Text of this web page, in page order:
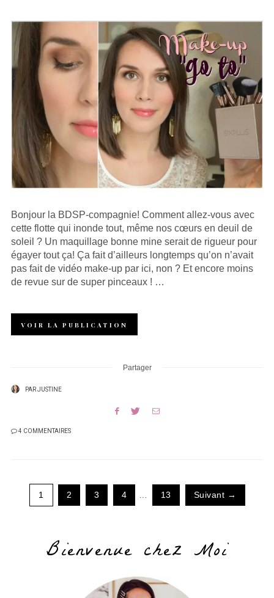
Bonjour la BDSP-compagnie! Comment allez-vous avec
cette flotte qui inonde tout, même nos cœurs en deuil de
soleil ? Un maquillage bonne mine serait de rigueur pour
égayer tout ça! Ça fait d’ailleurs longtemps qu’on n’avait
pas fait de vidéo make-up par ici, non ? Et encore moins
de revue sur de super pinceaux ! …
VOIR LA PUBLICATION
Partager
PARJUSTINE
4 COMMENTAIRES
1 2 3 4 … 13 Suivant →
Bienvenue chez Moi